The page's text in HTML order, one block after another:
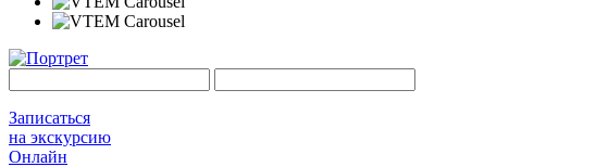
Записаться
на экскурсию
Онлайн